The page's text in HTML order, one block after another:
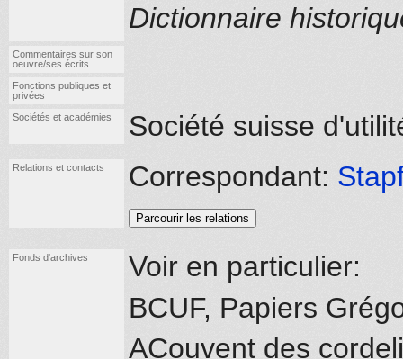
Dictionnaire
Commentaires sur son
oeuvre/ses écrits
Fonctions publiques et
privées
Sociétés et académies
Société suisse
Relations et contacts Correspondant:
Parcourir les relations
Fonds d'archives
Voir en particulier:
BCUF, Papiers
ACouvent des